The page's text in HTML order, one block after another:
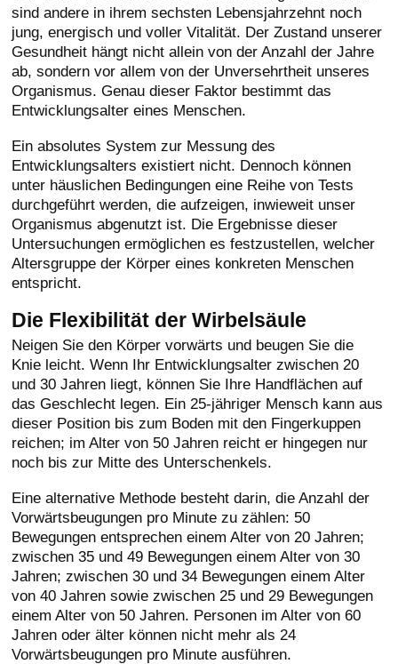
sind andere in ihrem sechsten Lebensjahrzehnt noch
jung, energisch und voller Vitalität. Der Zustand unserer
Gesundheit hängt nicht allein von der Anzahl der Jahre
ab, sondern vor allem von der Unversehrtheit unseres
Organismus. Genau dieser Faktor bestimmt das
Entwicklungsalter eines Menschen.
Ein absolutes System zur Messung des
Entwicklungsalters existiert nicht. Dennoch können
unter häuslichen Bedingungen eine Reihe von Tests
durchgeführt werden, die aufzeigen, inwieweit unser
Organismus abgenutzt ist. Die Ergebnisse dieser
Untersuchungen ermöglichen es festzustellen, welcher
Altersgruppe der Körper eines konkreten Menschen
entspricht.
Die Flexibilität der Wirbelsäule
Neigen Sie den Körper vorwärts und beugen Sie die
Knie leicht. Wenn Ihr Entwicklungsalter zwischen 20
und 30 Jahren liegt, können Sie Ihre Handflächen auf
das Geschlecht legen. Ein 25-jähriger Mensch kann aus
dieser Position bis zum Boden mit den Fingerkuppen
reichen; im Alter von 50 Jahren reicht er hingegen nur
noch bis zur Mitte des Unterschenkels.
Eine alternative Methode besteht darin, die Anzahl der
Vorwärtsbeugungen pro Minute zu zählen: 50
Bewegungen entsprechen einem Alter von 20 Jahren;
zwischen 35 und 49 Bewegungen einem Alter von 30
Jahren; zwischen 30 und 34 Bewegungen einem Alter
von 40 Jahren sowie zwischen 25 und 29 Bewegungen
einem Alter von 50 Jahren. Personen im Alter von 60
Jahren oder älter können nicht mehr als 24
Vorwärtsbeugungen pro Minute ausführen.